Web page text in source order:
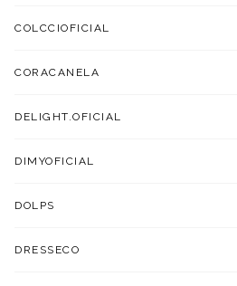
COLCCIOFICIAL
CORACANELA
DELIGHT.OFICIAL
DIMYOFICIAL
DOLPS
DRESSECO